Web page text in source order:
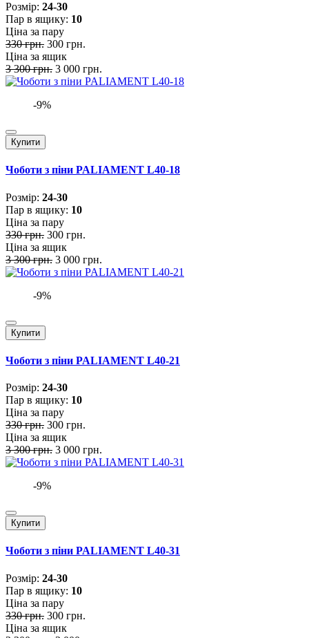
Розмiр: 24-30
Пар в ящику: 10
Ціна за пару
330 грн. 300 грн.
Ціна за ящик
3 300 грн. 3 000 грн.
-9%
Купити
Чоботи з піни PALIAMENT L40-18
Розмiр: 24-30
Пар в ящику: 10
Ціна за пару
330 грн. 300 грн.
Ціна за ящик
3 300 грн. 3 000 грн.
-9%
Купити
Чоботи з піни PALIAMENT L40-21
Розмiр: 24-30
Пар в ящику: 10
Ціна за пару
330 грн. 300 грн.
Ціна за ящик
3 300 грн. 3 000 грн.
-9%
Купити
Чоботи з піни PALIAMENT L40-31
Розмiр: 24-30
Пар в ящику: 10
Ціна за пару
330 грн. 300 грн.
Ціна за ящик